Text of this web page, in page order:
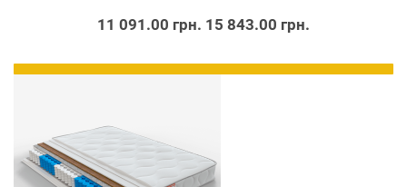
11 091.00 грн. 15 843.00 грн.